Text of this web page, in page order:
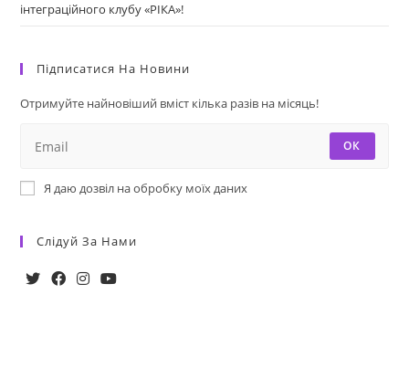
інтеграційного клубу «РІКА»!
Підписатися На Новини
Отримуйте найновіший вміст кілька разів на місяць!
ОК
Я даю дозвіл на обробку моїх даних
Слідуй За Нами